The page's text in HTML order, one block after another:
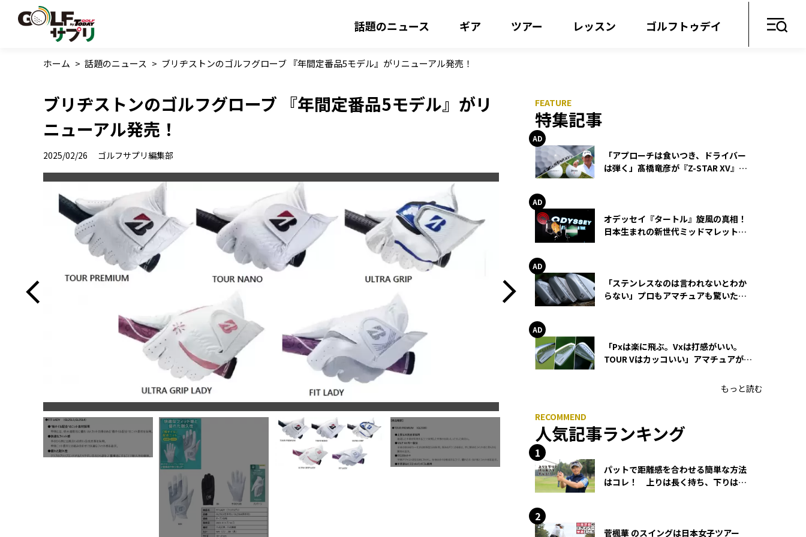
話題のニュース ギア ツアー レッスン ゴルフトゥデイ
ホーム > 話題のニュース > ブリヂストンのゴルフグローブ 『年間定番品5モデル』がリニューアル発売！
ブリヂストンのゴルフグローブ 『年間定番品5モデル』がリ
ニューアル発売！
2025/02/26 ゴルフサプリ編集部
特集記事
「アプローチは食いつき、ドライバー
は弾く」髙橋竜彦が『Z-STAR XV』を
オデッセイ『タートル』旋風の真相！
日本生まれの新世代ミッドマレットが
「ステンレスなのは言われないとわか
らない」プロもアマチュアも驚いた
「Pxは楽に飛ぶ。Vxは打感がいい。
TOUR Vはカッコいい」アマチュアが選
もっと読む
人気記事ランキング
パットで距離感を合わせる簡単な方法
はコレ！ 上りは長く持ち、下りは短
菅楓華 のスイングは日本女子ツアー